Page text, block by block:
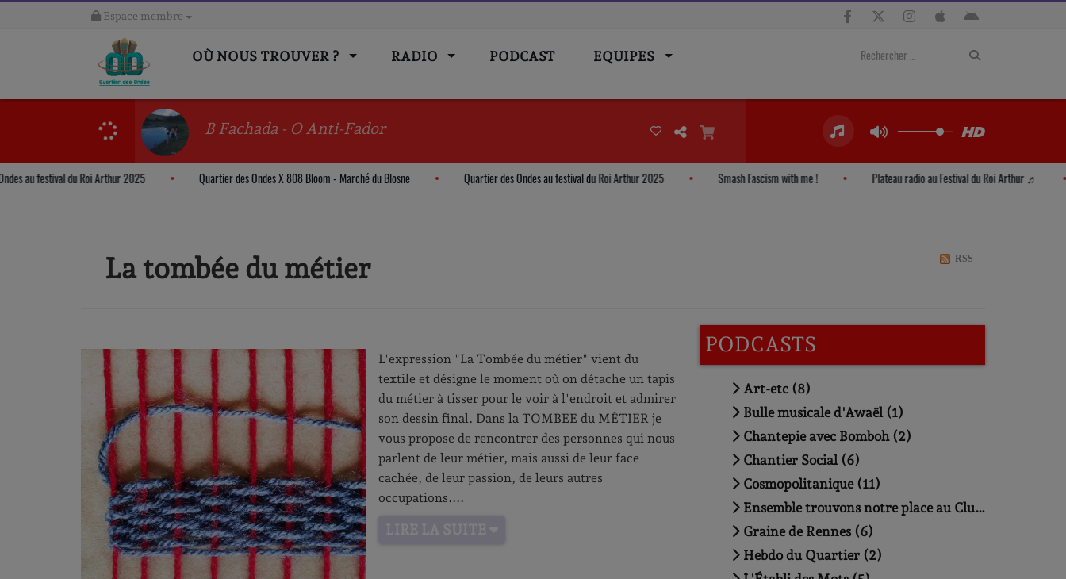
Espace membre
OÙ NOUS TROUVER ? RADIO PODCAST EQUIPES
B Fachada - O Anti-Fador
des Ondes au festival du Roi Arthur 2025 Quartier des Ondes X 808 Bloom - Marché du Blosne Quartier des Ondes au festival du Roi Arthur 2025 Smash Fascism with me ! Plateau radio au Festival du Roi Arthur ♬
La tombée du métier RSS
L'expression "La Tombée du métier" vient du
textile et désigne le moment où on détache un tapis
du métier à tisser pour le voir à l'endroit et admirer
son dessin final. Dans la TOMBEE du MÉTIER je
vous propose de rencontrer des personnes qui nous
parlent de leur métier, mais aussi de leur face
cachée, de leur passion, de leurs autres
occupations.
PODCASTS
Art-etc (8)
Bulle musicale d'Awaël (1)
Chantepie avec Bomboh (2)
Chantier Social (6)
Cosmopolitanique (11)
Ensemble trouvons notre place au Club House (5)
Graine de Rennes (6)
Hebdo du Quartier (2)